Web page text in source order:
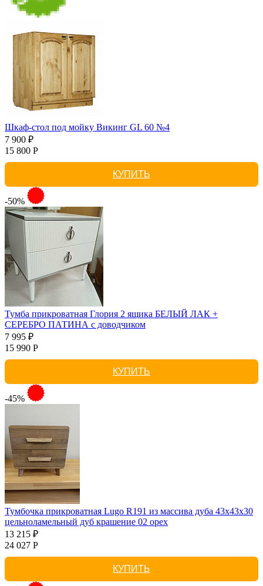
Шкаф-стол под мойку Викинг GL 60 №4
7 900 ₽
15 800 Р
КУПИТЬ
-50%
Тумба прикроватная Глория 2 ящика БЕЛЫЙ ЛАК +
СЕРЕБРО ПАТИНА с доводчиком
7 995 ₽
15 990 Р
КУПИТЬ
-45%
Тумбочка прикроватная Lugo R191 из массива дуба 43х43х30
цельноламельный дуб крашение 02 орех
13 215 ₽
24 027 Р
КУПИТЬ